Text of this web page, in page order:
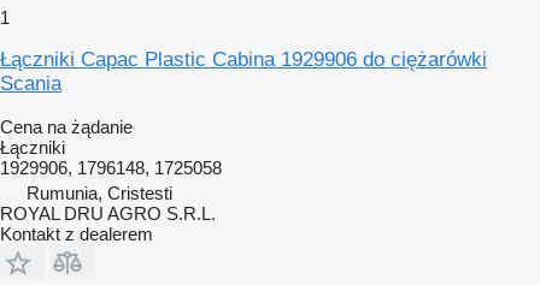
1
Łączniki Capac Plastic Cabina 1929906 do ciężarówki
Scania
Cena na żądanie
Łączniki
1929906, 1796148, 1725058
Rumunia, Cristesti
ROYAL DRU AGRO S.R.L.
Kontakt z dealerem